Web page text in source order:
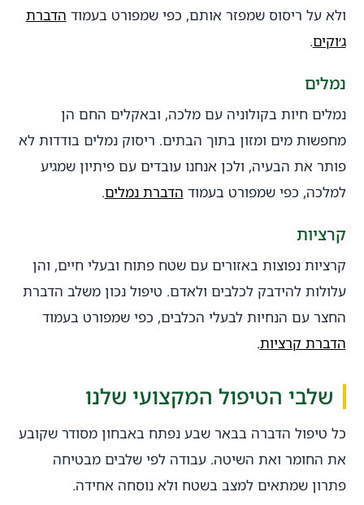
ולא על ריסוס שמפזר אותם, כפי שמפורט בעמוד הדברת
ג׳וקים.
נמלים
נמלים חיות בקולוניה עם מלכה, ובאקלים החם הן
מחפשות מים ומזון בתוך הבתים. ריסוק נמלים בודדות לא
פותר את הבעיה, ולכן אנחנו עובדים עם פיתיון שמגיע
למלכה, כפי שמפורט בעמוד הדברת נמלים.
קרציות
קרציות נפוצות באזורים עם שטח פתוח ובעלי חיים, והן
עלולות להידבק לכלבים ולאדם. טיפול נכון משלב הדברת
החצר עם הנחיות לבעלי הכלבים, כפי שמפורט בעמוד
הדברת קרציות.
שלבי הטיפול המקצועי שלנו
כל טיפול הדברה בבאר שבע נפתח באבחון מסודר שקובע
את החומר ואת השיטה. עבודה לפי שלבים מבטיחה
פתרון שמתאים למצב בשטח ולא נוסחה אחידה.